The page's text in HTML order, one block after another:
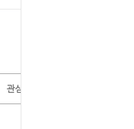
관심상품